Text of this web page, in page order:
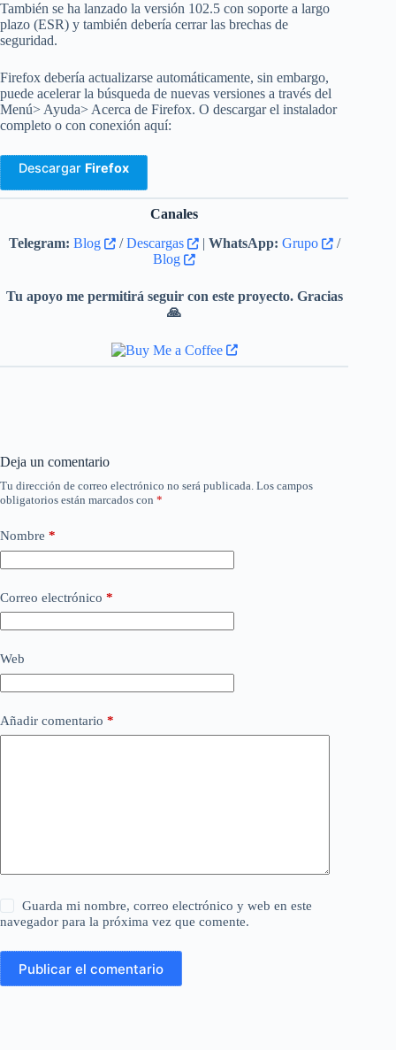
También se ha lanzado la versión 102.5 con soporte a largo
plazo (ESR) y también debería cerrar las brechas de
seguridad.
Firefox debería actualizarse automáticamente, sin embargo,
puede acelerar la búsqueda de nuevas versiones a través del
Menú> Ayuda> Acerca de Firefox. O descargar el instalador
completo o con conexión aquí:
Descargar Firefox
Canales
Telegram: Blog /Descargas | WhatsApp: Grupo
/
Blog
Tu apoyo me permitirá seguir con este proyecto. Gracias
🙏
Deja un comentario
Tu dirección de correo electrónico no será publicada. Los campos
obligatorios están marcados con *
Nombre *
Correo electrónico *
Web
Añadir comentario *
Guarda mi nombre, correo electrónico y web en este
navegador para la próxima vez que comente.
Publicar el comentario